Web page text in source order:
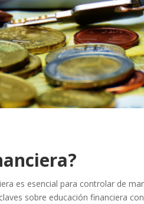
es esencial para controlar de
sobre educación financiera